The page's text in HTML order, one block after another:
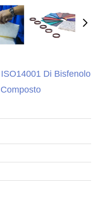
Di Bisfenolo